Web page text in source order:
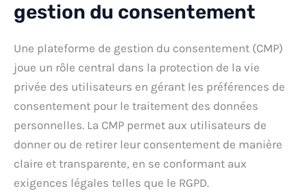
gestion du consentement
Une plateforme de gestion du consentement (CMP)
joue un rôle central dans la protection de la vie
privée des utilisateurs en gérant les préférences de
consentement pour le traitement des données
personnelles. La CMP permet aux utilisateurs de
donner ou de retirer leur consentement de manière
claire et transparente, en se conformant aux
exigences légales telles que le RGPD.